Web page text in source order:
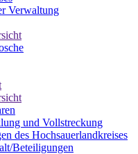
Verwaltung
und Vollstreckung
des Hochsauerlandkreises
Beteiligungen